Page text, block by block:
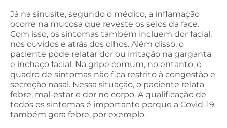
Já na sinusite, segundo o médico, a inflamação
ocorre na mucosa que reveste os seios da face.
Com isso, os sintomas também incluem dor facial,
nos ouvidos e atrás dos olhos. Além disso, o
paciente pode relatar dor ou irritação na garganta
e inchaço facial. Na gripe comum, no entanto, o
quadro de sintomas não fica restrito à congestão e
secreção nasal. Nessa situação, o paciente relata
febre, mal-estar e dor no corpo. A qualificação de
todos os sintomas é importante porque a Covid-19
também gera febre, por exemplo.